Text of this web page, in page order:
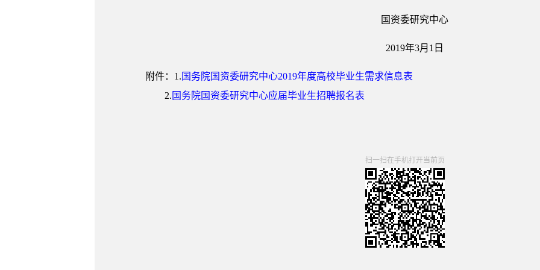
国资委研究中心
2019年3月1日
附件：1. 国务院国资委研究中心2019年度高校毕业生需求信息表
2. 国务院国资委研究中心应届毕业生招聘报名表
扫一扫在手机打开当前页